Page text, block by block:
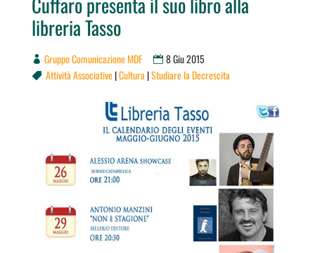
libreria Tasso
Gruppo Comunicazione MDF 8 Giu 2015
 Attività Associative|Cultura |Studiare la Decrescita